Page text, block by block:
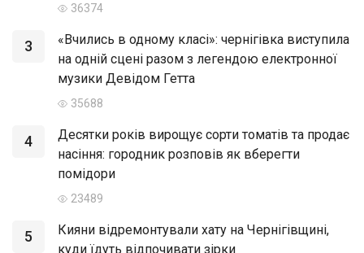
36374
3
«Вчились в одному класі»: чернігівка виступила
на одній сцені разом з легендою електронної
музики Девідом Гетта
35688
4
Десятки років вирощує сорти томатів та продає
насіння: городник розповів як вберегти
помідори
23489
5
Кияни відремонтували хату на Чернігівщині,
куди їдуть відпочивати зірки